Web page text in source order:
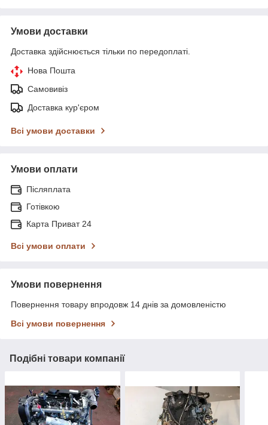
Умови доставки
Доставка здійснюється тільки по передоплаті.
Нова Пошта
Самовивіз
Доставка кур'єром
Всі умови доставки
Умови оплати
Післяплата
Готівкою
Карта Приват 24
Всі умови оплати
Умови повернення
Повернення товару впродовж 14 днів за домовленістю
Всі умови повернення
Подібні товари компанії